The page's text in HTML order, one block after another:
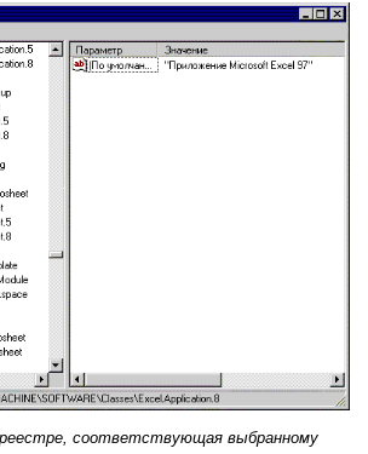
соответствующая выбранному